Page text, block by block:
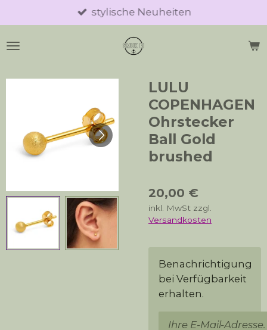
Hauptinhalt
springen
stylische Neuheiten
LULU
COPENHAGEN
Ohrstecker
Ball Gold
brushed
20,00 €
inkl. MwSt zzgl.
Versandkosten
Benachrichtigung
bei Verfügbarkeit
erhalten.